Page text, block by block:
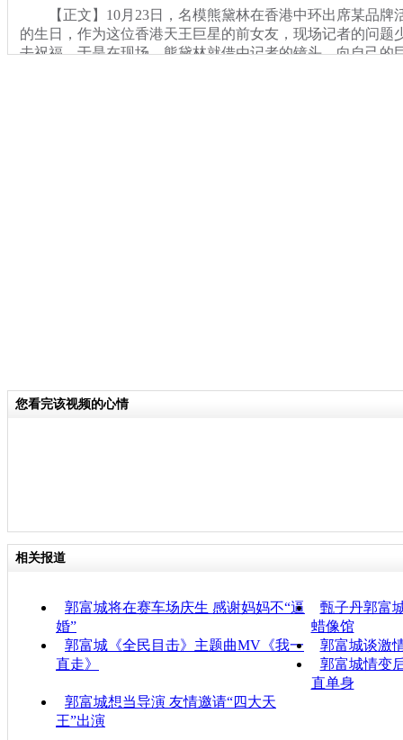
【正文】10月23日，名模熊黛林在香港中环出席某品牌
的生日，作为这位香港天王巨星的前女友，现场记者的问题
去祝福。于是在现场，熊黛林就借由记者的镜头，向自己的
您看完该视频的心情
相关报道
郭富城将在赛车场庆生 感谢妈妈不“逼
婚”
甄子丹郭富
蜡像馆
郭富城《全民目击》主题曲MV《我一
直走》
郭富城谈激
郭富城情变
直单身
郭富城想当导演 友情邀请“四大天
王”出演